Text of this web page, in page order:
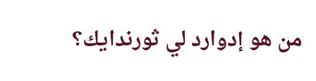
من هو إدوارد لي ثورندايك؟